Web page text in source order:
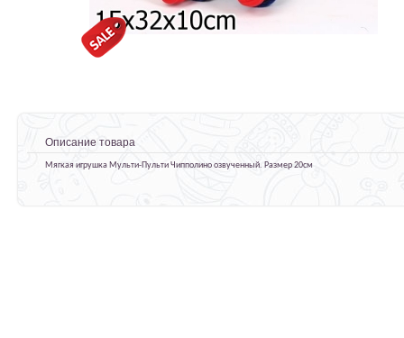
Описание товара
Мягкая игрушка Мульти-Пульти Чипполино озвученный. Размер 20см